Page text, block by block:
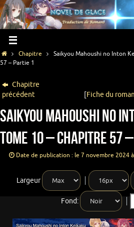
Chapitre
Saikyou Mahoushi no Inton
57 – Partie 1
Chapitre
précédent
[Fiche du
Saikyou Mahoushi no
Tome 10 – Chapitre 57
Date de publication : le 7 novembre 2024
Largeur
Fond: